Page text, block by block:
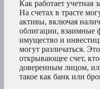
Как работает учетная
На счетах в трасте
активы, включая
облигации, взаимные
имущество и
могут различаться.
открывающее счет,
доверенным лицом,
такое как банк или